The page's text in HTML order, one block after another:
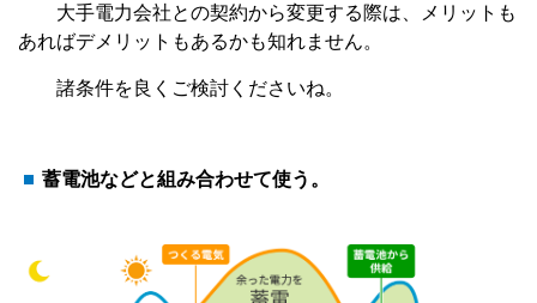
大手電力会社との契約から変更する際は、メリットも
あればデメリットもあるかも知れません。
諸条件を良くご検討くださいね。
蓄電池などと組み合わせて使う。